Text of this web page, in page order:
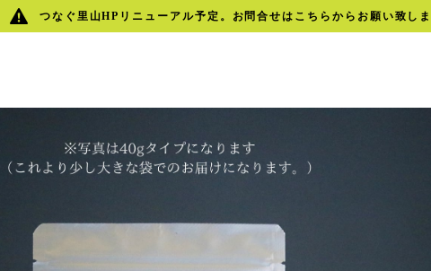
つなぐ里山HPリニューアル予定。お問合せはこちらからお願い致し